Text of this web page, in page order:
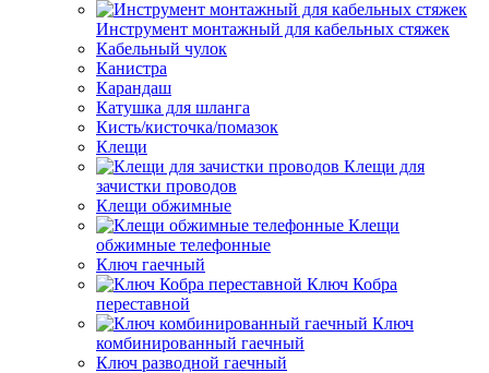
Инструмент монтажный для кабельных стяжек
Кабельный чулок
Канистра
Карандаш
Катушка для шланга
Кисть/кисточка/помазок
Клещи
Клещи для
зачистки проводов
Клещи обжимные
Клещи
обжимные телефонные
Ключ гаечный
Ключ Кобра
переставной
Ключ
комбинированный гаечный
Ключ разводной гаечный